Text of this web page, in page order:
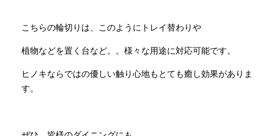
こちらの輪切りは、このようにトレイ替わりや
植物などを置く台など。。様々な用途に対応可能です。
ヒノキならではの優しい触り心地もとても癒し効果がありま
す。